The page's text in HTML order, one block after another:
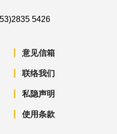
5426
意见信箱
联络我们
私隐声明
使用条款